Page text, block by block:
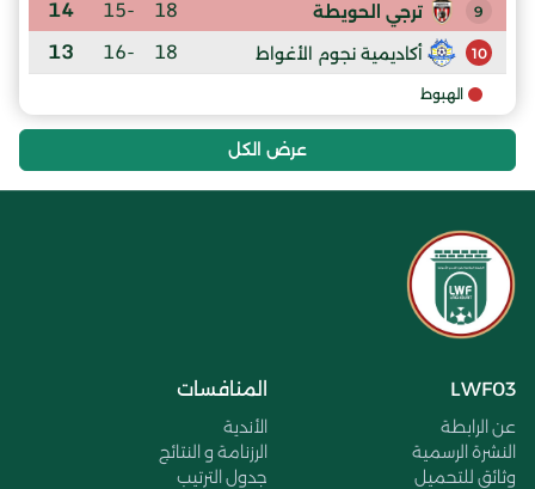
9 ترجي الحويطة 18
-15
14
10 أكاديمية نجوم الأغواط 18
-16
13
الهبوط
عرض الكل
LWF03
عن الرابطة
النشرة الرسمية
وثائق للتحميل
المنافسات
الأندية
الرزنامة و النتائج
جدول الترتيب